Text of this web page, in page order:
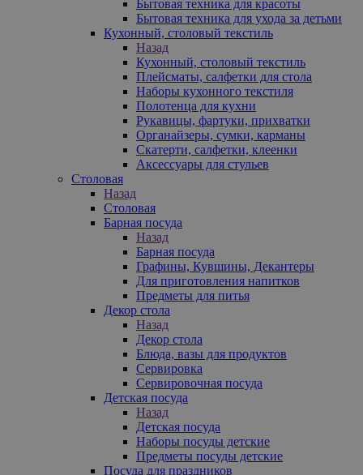
Бытовая техника для красоты
Бытовая техника для ухода за детьми
Кухонный, столовый текстиль
Назад
Кухонный, столовый текстиль
Плейсматы, салфетки для стола
Наборы кухонного текстиля
Полотенца для кухни
Рукавицы, фартуки, прихватки
Органайзеры, сумки, карманы
Скатерти, салфетки, клеенки
Аксессуары для стульев
Столовая
Назад
Столовая
Барная посуда
Назад
Барная посуда
Графины, Кувшины, Декантеры
Для приготовления напитков
Предметы для питья
Декор стола
Назад
Декор стола
Блюда, вазы для продуктов
Сервировка
Сервировочная посуда
Детская посуда
Назад
Детская посуда
Наборы посуды детские
Предметы посуды детские
Посуда для праздников